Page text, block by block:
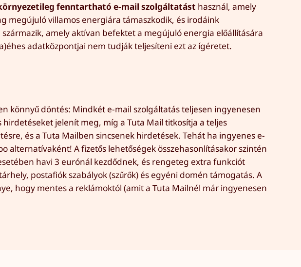
fenntartható e-mail szolgáltatást használ, amely
megújuló villamos energiára támaszkodik, és irodáink
amely aktívan befektet a megújuló energia előállítására
adatközpontjai nem tudják teljesíteni ezt az ígéretet.
könnyű döntés: Mindkét e-mail szolgáltatás teljesen ingyenesen
jelenít meg, míg a Tuta Mail titkosítja a teljes
és a Tuta Mailben sincsenek hirdetések. Tehát ha ingyenes e-
alternatívaként! A fizetős lehetőségek összehasonlításakor szintén
havi 3 eurónál kezdődnek, és rengeteg extra funkciót
postafiók szabályok (szűrők) és egyéni domén támogatás. A
hogy mentes a reklámoktól (amit a Tuta Mailnél már ingyenesen